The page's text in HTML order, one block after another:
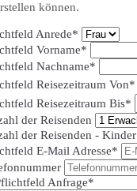
können.
Anrede*
Vorname*
Nachname*
Reisezeitraum Von*
Reisezeitraum Bis*
der Reisenden
der Reisenden - Kinder
E-Mail Adresse*
Anfrage*